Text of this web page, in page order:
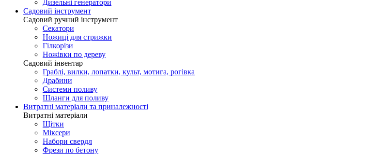
Дизельні генератори
Садовий інструмент
Садовий ручний інструмент
Секатори
Ножиці для стрижки
Гілкорізи
Ножівки по дереву
Садовий інвентар
Граблі, вилки, лопатки, культ, мотига, рогівка
Драбини
Системи поливу
Шланги для поливу
Витратні матеріали та приналежності
Витратні матеріали
Щітки
Міксери
Набори свердл
Фрези по бетону